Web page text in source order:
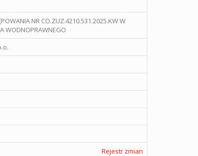
NR CO.ZUZ.4210.531.2025.KW W
WODNOPRAWNEGO
Rejestr zmian